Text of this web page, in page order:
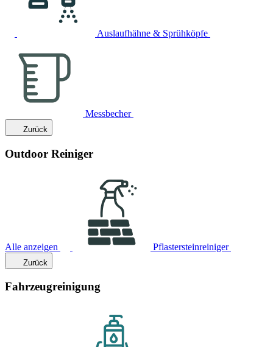
Auslaufhähne & Sprühköpfe
Messbecher
Zurück
Outdoor Reiniger
Alle anzeigen Pflastersteinreiniger
Zurück
Fahrzeugreinigung